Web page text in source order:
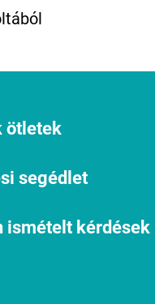
ötletek
segédlet
ismételt kérdések